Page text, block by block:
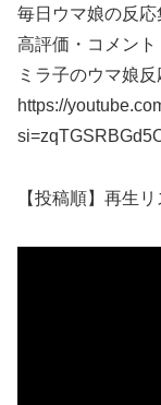
毎日ウマ娘の反
高評価・コメン
ミラ子のウマ娘
https://
【投稿順】再生リ